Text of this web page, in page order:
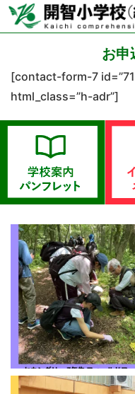
お申
[contact-form-7
html_class=”h-adr”]